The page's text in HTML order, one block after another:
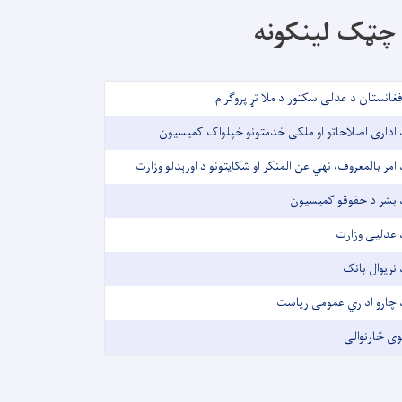
چټک لینکونه
د عدلی سکتور د ملا تړ پروګرام
اداری اصلاحاتو او ملکی خدمتونو خپلواک کمیسیون
امر بالمعروف، نهي عن المنکر او شکایتونو د اورېدلو وزارت
بشر د حقوقو کمیسیون
عدلیی وزارت
نریوال بانک
چارو اداري عمومی ریاست
څارنوالی